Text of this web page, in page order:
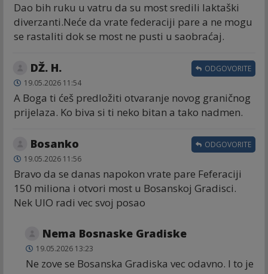
Dao bih ruku u vatru da su most sredili laktaški
diverzanti.Neće da vrate federaciji pare a ne mogu
se rastaliti dok se most ne pusti u saobraćaj.
DŽ. H.
19.05.2026 11:54
A Boga ti ćeš predložiti otvaranje novog graničnog
prijelaza. Ko biva si ti neko bitan a tako nadmen.
ODGOVORITE
Bosanko
19.05.2026 11:56
Bravo da se danas napokon vrate pare Feferaciji
150 miliona i otvori most u Bosanskoj Gradisci.
Nek UIO radi vec svoj posao
ODGOVORITE
Nema Bosnaske Gradiske
19.05.2026 13:23
Ne zove se Bosanska Gradiska vec odavno. I to je